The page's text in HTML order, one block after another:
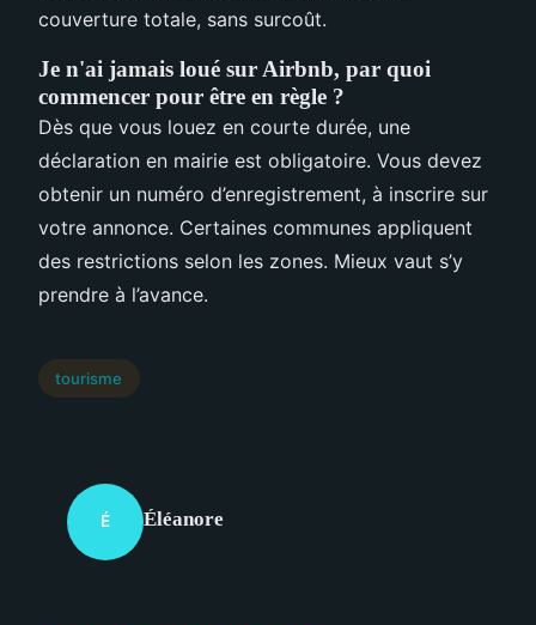
couverture totale, sans surcoût.
Je n'ai jamais loué sur Airbnb, par quoi
commencer pour être en règle ?
Dès que vous louez en courte durée, une
déclaration en mairie est obligatoire. Vous devez
obtenir un numéro d’enregistrement, à inscrire sur
votre annonce. Certaines communes appliquent
des restrictions selon les zones. Mieux vaut s’y
prendre à l’avance.
tourisme
É Éléanore